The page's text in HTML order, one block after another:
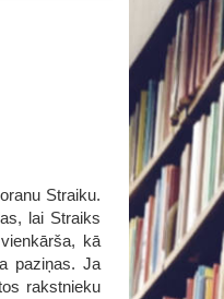
Straiku.
lai Straiks
kā
paziņas. Ja
rakstnieku